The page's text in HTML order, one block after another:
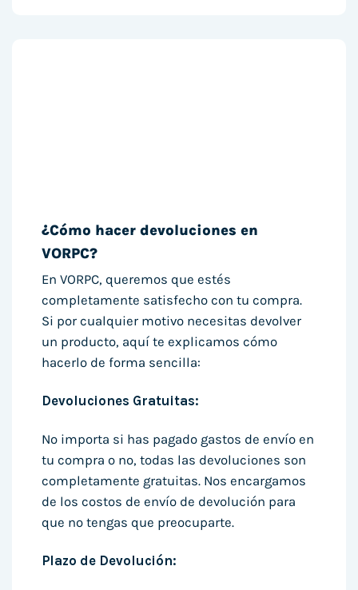
¿Cómo hacer devoluciones en
VORPC?
En VORPC, queremos que estés
completamente satisfecho con tu compra.
Si por cualquier motivo necesitas devolver
un producto, aquí te explicamos cómo
hacerlo de forma sencilla:
Devoluciones Gratuitas:
No importa si has pagado gastos de envío en
tu compra o no, todas las devoluciones son
completamente gratuitas. Nos encargamos
de los costos de envío de devolución para
que no tengas que preocuparte.
Plazo de Devolución: